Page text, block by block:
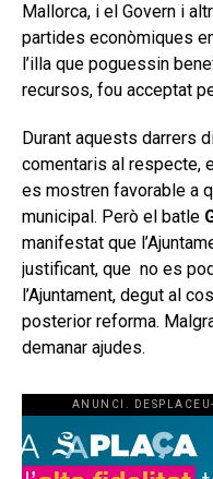
Mallorca, i el Govern i
partides econòmiques
l’illa que poguessin
recursos, fou acceptat
Durant aquests darrers
comentaris al respecte,
es mostren favorable a
municipal. Però el batle
manifestat que
justificant, que no es
l’Ajuntament, degut al
posterior reforma.
demanar ajudes.
ANUNCI.